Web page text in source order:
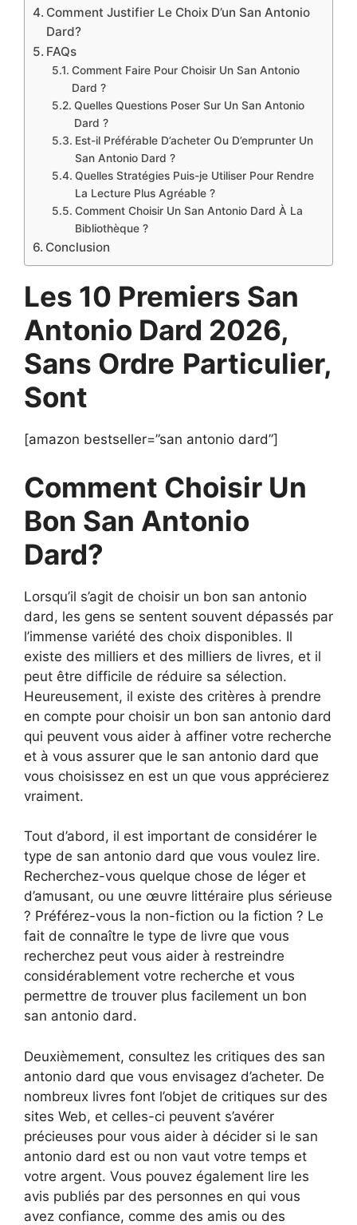
Comment Justifier Le Choix D’un San Antonio
Dard?
FAQs
Comment Faire Pour Choisir Un San Antonio
Dard ?
Quelles Questions Poser Sur Un San Antonio
Dard ?
Est-il Préférable D’acheter Ou D’emprunter Un
San Antonio Dard ?
Quelles Stratégies Puis-je Utiliser Pour Rendre
La Lecture Plus Agréable ?
Comment Choisir Un San Antonio Dard À La
Bibliothèque ?
Conclusion
Les 10 Premiers San
Antonio Dard 2026,
Sans Ordre Particulier,
Sont
[amazon bestseller=”san antonio dard”]
Comment Choisir Un
Bon San Antonio
Dard?
Lorsqu’il s’agit de choisir un bon san antonio
dard, les gens se sentent souvent dépassés par
l’immense variété des choix disponibles. Il
existe des milliers et des milliers de livres, et il
peut être difficile de réduire sa sélection.
Heureusement, il existe des critères à prendre
en compte pour choisir un bon san antonio dard
qui peuvent vous aider à affiner votre recherche
et à vous assurer que le san antonio dard que
vous choisissez en est un que vous apprécierez
vraiment.
Tout d’abord, il est important de considérer le
type de san antonio dard que vous voulez lire.
Recherchez-vous quelque chose de léger et
d’amusant, ou une œuvre littéraire plus sérieuse
? Préférez-vous la non-fiction ou la fiction ? Le
fait de connaître le type de livre que vous
recherchez peut vous aider à restreindre
considérablement votre recherche et vous
permettre de trouver plus facilement un bon
san antonio dard.
Deuxièmement, consultez les critiques des san
antonio dard que vous envisagez d’acheter. De
nombreux livres font l’objet de critiques sur des
sites Web, et celles-ci peuvent s’avérer
précieuses pour vous aider à décider si le san
antonio dard est ou non vaut votre temps et
votre argent. Vous pouvez également lire les
avis publiés par des personnes en qui vous
avez confiance, comme des amis ou des